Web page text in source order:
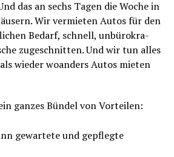
das an sechs Tagen die Woche in
Wir ver­mie­ten Autos für den
Bedarf, schnell, unbü­ro­kra­
zuge­schnit­ten. Und wir tun alles
wie­der woan­ders Autos mie­ten
gan­zes Bün­del von Vorteilen:
gewar­te­te und gepfleg­te